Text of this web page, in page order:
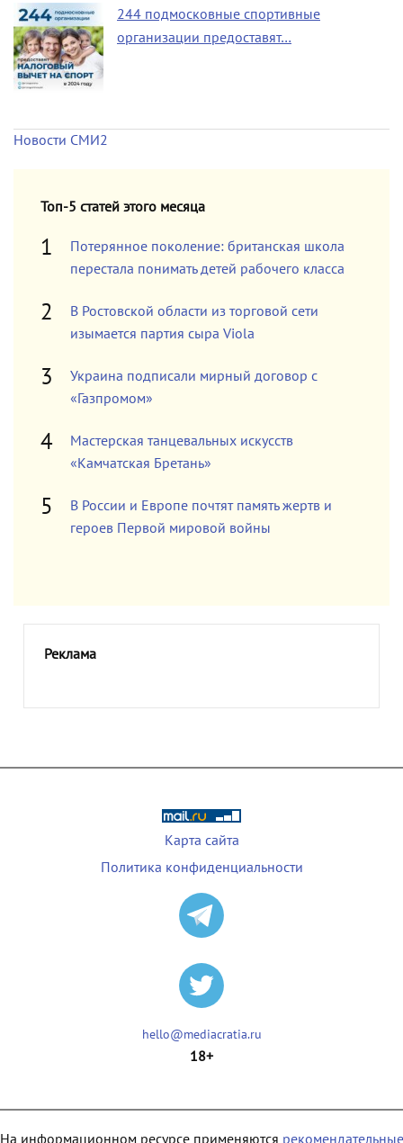
244 подмосковные спортивные
организации предоставят…
Новости СМИ2
Топ-5 статей этого месяца
Потерянное поколение: британская школа
перестала понимать детей рабочего класса
В Ростовской области из торговой сети
изымается партия сыра Viola
Украина подписали мирный договор с
«Газпромом»
Мастерская танцевальных искусств
«Камчатская Бретань»
В России и Европе почтят память жертв и
героев Первой мировой войны
Реклама
Карта сайта
Политика конфиденциальности
hello@mediacratia.ru
18+
На информационном ресурсе применяются рекомендательные